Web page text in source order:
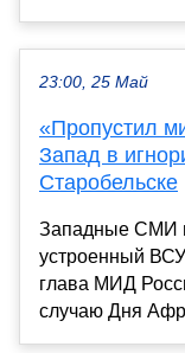
23:00, 25 Май
«Пропустил
Запад в
Старобельске
Западные СМИ
устроенный
глава МИД
случаю Дня